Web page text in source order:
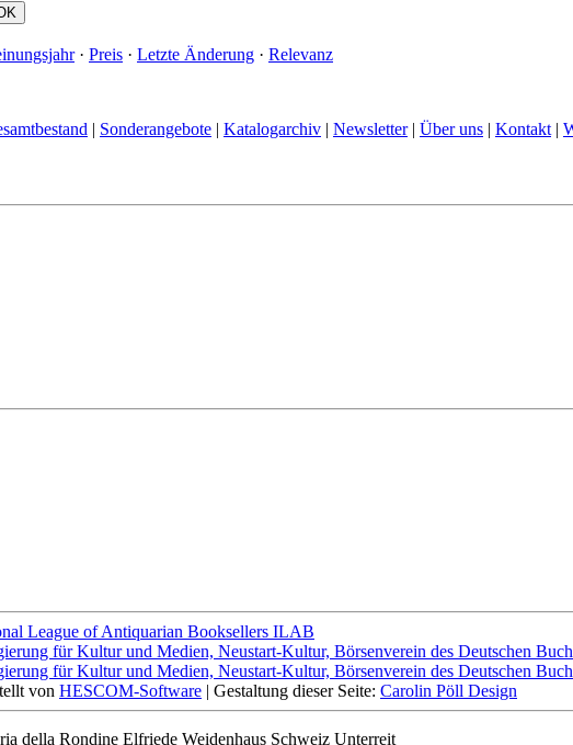
· Preis · Letzte Änderung · Relevanz
| Sonderangebote | Katalogarchiv | Newsletter| Über uns | Kontakt |
von HESCOM-Software | Gestaltung dieser Seite: Carolin Pöll Design
della Rondine Elfriede Weidenhaus Schweiz Unterreit